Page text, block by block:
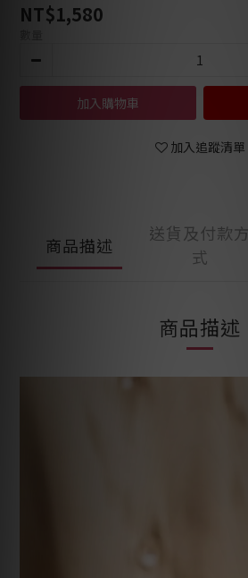
NT$1,580
加入購物車
加入追蹤清單
商品描述
送貨及付款方
式
商品描述